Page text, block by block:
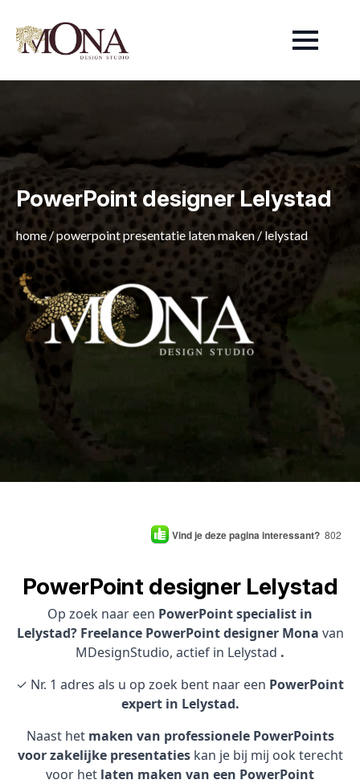
PowerPoint designer Lelystad
home/powerpoint presentatie laten maken/lelystad
Vind je deze pagina interessant? 802
PowerPoint designer Lelystad
Op zoek naar een PowerPoint specialist in
Lelystad? Freelance PowerPoint designer Mona van
MDesignStudio, actief in Lelystad .
✓ Nr. 1 adres als u op zoek bent naar een PowerPoint
expert in Lelystad.
Naast het maken van professionele PowerPoints
voor zakelijke presentatieskan je bij mij ook terecht
voor het laten maken van een PowerPoint